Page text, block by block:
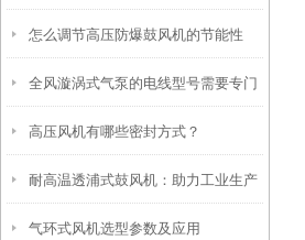
的使用寿命
怎么调节高压防爆鼓风机的节能性
全风漩涡式气泵的电线型号需要专门
的挑选
高压风机有哪些密封方式？
耐高温透浦式鼓风机：助力工业生产
的高效涡轮
气环式风机选型参数及应用